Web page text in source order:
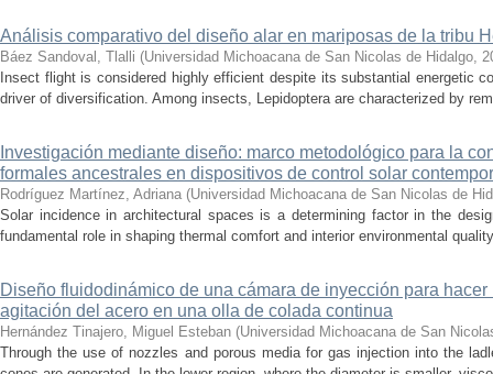
Análisis comparativo del diseño alar en mariposas de la tribu
Báez Sandoval, Tlalli (Universidad Michoacana de San Nicolas de Hidalgo,
Insect flight is considered highly efficient despite its substantial energetic
driver of diversification. Among insects, Lepidoptera are characterized by
Investigación mediante diseño: marco metodológico para la
formales ancestrales en dispositivos de control solar
Rodríguez Martínez, Adriana (Universidad Michoacana de San Nicolas de
Solar incidence in architectural spaces is a determining factor in the
fundamental role in shaping thermal comfort and interior environmental
Diseño fluidodinámico de una cámara de inyección para
agitación del acero en una olla de colada continua
Hernández Tinajero, Miguel Esteban (Universidad Michoacana de San
Through the use of nozzles and porous media for gas injection into the